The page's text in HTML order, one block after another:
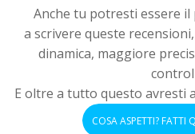
Anche tu potresti essere
a scrivere queste
dinamica, maggiore
E oltre a tutto questo avresti
COSA ASPETTI? FATTI